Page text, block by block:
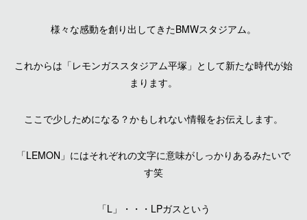
様々な感動を創り出してきたBMWスタジアム。
これからは「レモンガススタジアム平塚」として新たな時代が始
まります。
ここで少しためになる？かもしれない情報をお伝えします。
「LEMON」にはそれぞれの文字に意味がしっかりあるみたいで
す笑
「L」・・・LPガスという